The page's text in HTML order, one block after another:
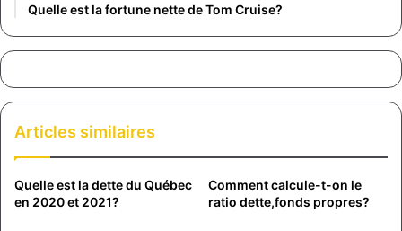
Quelle est la fortune nette de Tom Cruise?
Articles similaires
Quelle est la dette du Québec
en 2020 et 2021?
Comment calcule-t-on le
ratio dette,fonds propres?